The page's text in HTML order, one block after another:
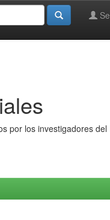
por los investigadores